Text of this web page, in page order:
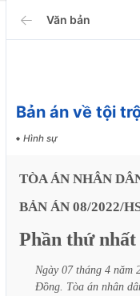
Văn bản
Bản án về tội
Hình sự
TÒA ÁN NHÂN
BẢN ÁN 08/2022/
Phần thứ nhất
Ngày 07 tháng 4 năm
Đồng. Tòa án nhân